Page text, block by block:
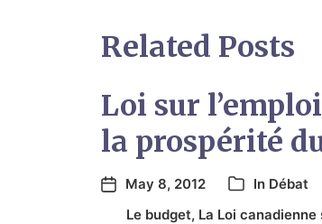
Related Posts
Loi sur
la prospérité
May 8, 2012 In Débat
Le budget, La Loi